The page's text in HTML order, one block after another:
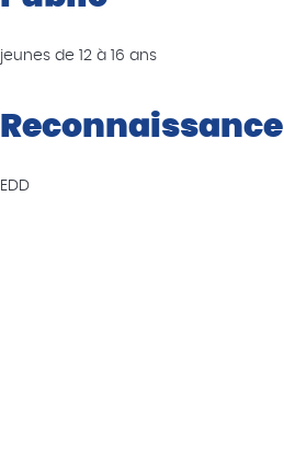
jeunes de 12 à 16 ans
Reconnaissance
EDD